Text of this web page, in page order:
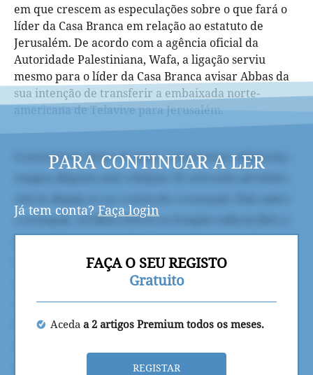
em que crescem as especulações sobre o que fará o
líder da Casa Branca em relação ao estatuto de
Jerusalém. De acordo com a agência oficial da
Autoridade Palestiniana, Wafa, a ligação serviu
mesmo para o líder da Casa Branca avisar Abbas da
sua intenção de transferir a embaixada norte-
americana de Telavive para Jerusalém.
PARA CONTINUAR A LER
Já tem conta? Faça login
FAÇA O SEU REGISTO
Gratuito
Aceda a 2 artigos Premium todos os meses.
REGISTAR